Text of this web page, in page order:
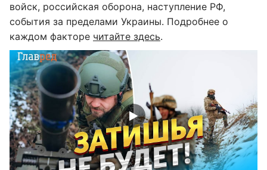
войск, российская оборона, наступление РФ,
события за пределами Украины. Подробнее о
каждом факторе читайте здесь.